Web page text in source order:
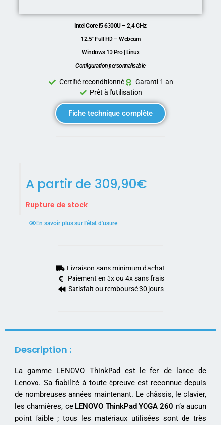
Intel Core i5 6300U– 2,4 GHz
12.5″ Full HD– Webcam
Windows 10 Pro | Linux
Configuration personnalisable
Certifié reconditionné
Garanti 1 an
Prêt à l'utilisation
Fiche technique complète
A partir de 309,90€
Rupture de stock
En savoir plus sur l'état d'usure
Livraison sans minimum d'achat
Paiement en 3x ou 4x sans frais
Satisfait ou remboursé 30 jours
Description :
La gamme LENOVO ThinkPad est le fer de lance de
Lenovo. Sa fiabilité à toute épreuve est reconnue depuis
de nombreuses années maintenant. Le châssis, le clavier,
les charnières, ce LENOVO ThinkPad YOGA 260 n’a aucun
point faible ; tous les matériaux utilisées sont de très